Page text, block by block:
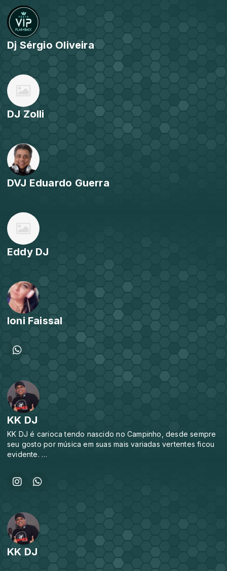
Dj Sérgio Oliveira
DJ Zolli
DVJ Eduardo Guerra
Eddy DJ
Ioni Faissal
KK DJ
KK DJ é carioca tendo nascido no Campinho, desde sempre
seu gosto por música em suas mais variadas vertentes ficou
evidente.
atuado em bandas de rock nos anos 80/90. Tem gosto
voltados para a música eletrônica. Como DJ já possui 34
anos de estrada, tendo atuado como DJ residente e/ou
convidado em várias casas noturnas da noite carioca, tais
como Miami City, Zoom, Columbus, Babilônia, Resumo da
Ópera, Press, Zodíaco, El Turf, Club M (JTC), dentre outras
casas, além de ter atuado por 3 anos na Festa Play House.
KK DJ